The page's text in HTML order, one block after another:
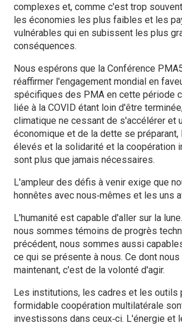
complexes et, comme c'est trop
les économies les plus faibles et les
vulnérables qui en subissent les plus
conséquences.
Nous espérons que la Conférence
réaffirmer l'engagement mondial en
spécifiques des PMA en cette période
liée à la COVID étant loin d'être
climatique ne cessant de s'accélérer et
économique et de la dette se
élevés et la solidarité et la coopération
sont plus que jamais nécessaires.
L'ampleur des défis à venir exige que
honnêtes avec nous‑mêmes et les uns
L'humanité est capable d'aller sur la
nous sommes témoins de progrès
précédent, nous sommes aussi
ce qui se présente à nous. Ce dont
maintenant, c'est de la volonté d'agir.
Les institutions, les cadres et les outils
formidable coopération multilatérale
investissons dans ceux‑ci. L'énergie et